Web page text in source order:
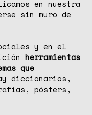
en nuestra
sin muro de
y en el
herramientas
que
diccionarios,
pósters,